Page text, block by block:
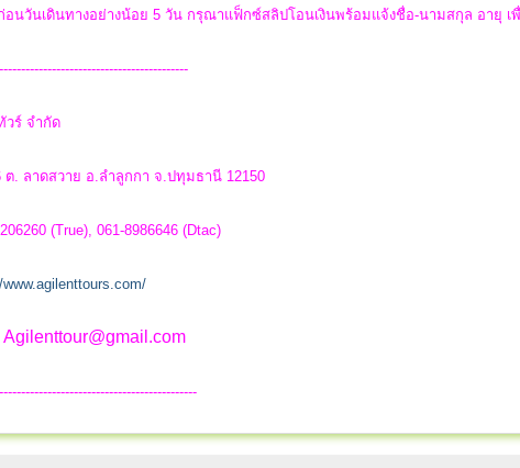
อนวันเดินทางอย่างน้อย 5 วัน กรุณาแฟ็กซ์สลิปโอนเงินพร้อมแจ้งชื่อ-นามสกุล อายุ เ
วร์ จำกัด
ต. ลาดสวาย อ.ลำลูกกา จ.ปทุมธานี 12150
(True), 061-8986646 (Dtac)
Agilenttour@gmail.com